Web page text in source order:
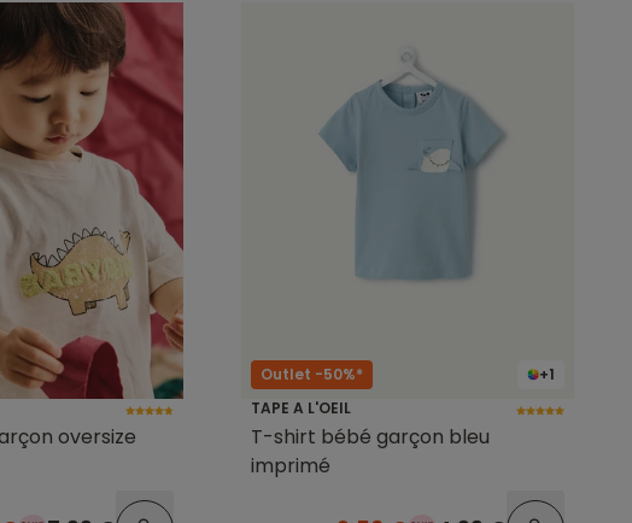
oversize
+1
Outlet -50%*
TAPE A L'OEIL
T-shirt bébé garçon bleu
imprimé